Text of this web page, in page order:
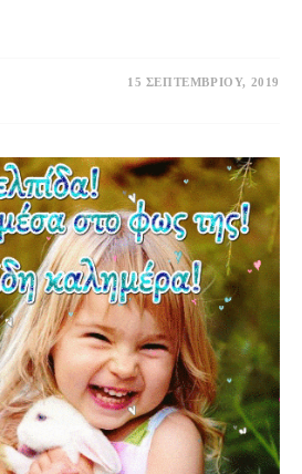
15 ΣΕΠΤΕΜΒΡΊΟΥ, 2019